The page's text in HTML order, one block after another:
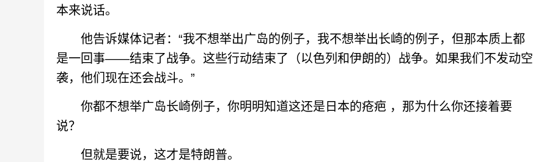
本来说话。
他告诉媒体记者：“我不想举出广岛的例子，我不想举出长崎的例子，但那本质上都
是一回事——结束了战争。这些行动结束了（以色列和伊朗的）战争。如果我们不发动空
袭，他们现在还会战斗。”
你都不想举广岛长崎例子，你明明知道这还是日本的疮疤 ，那为什么你还接着要
说？
但就是要说，这才是特朗普。